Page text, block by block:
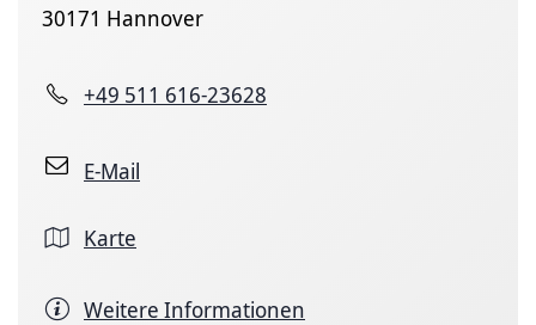
30171 Hannover
+49 511 616-23628
E-Mail
Karte
Weitere Informationen